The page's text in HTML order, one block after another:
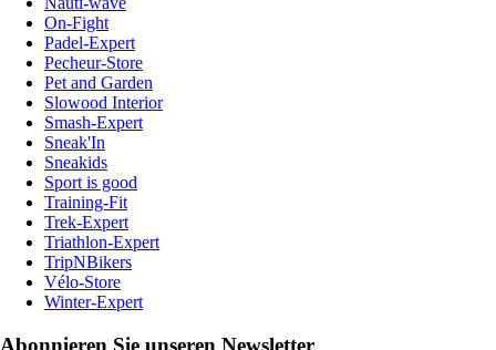
On-Fight
Padel-Expert
Pecheur-Store
Pet and Garden
Slowood Interior
Smash-Expert
Sneak'In
Sneakids
Sport is good
Training-Fit
Trek-Expert
Triathlon-Expert
TripNBikers
Vélo-Store
Winter-Expert
Abonnieren Sie unseren Newsletter